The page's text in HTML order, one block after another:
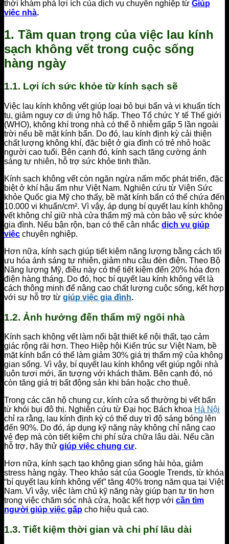
thời khám phá lợi ích của dịch vụ chuyên nghiệp từ Giúp
việc nhà.
1. Tầm quan trọng của việc lau kính
sạch không vết trong cuộc sống
hàng ngày
1.1. Lợi ích sức khỏe từ kính sạch sẽ
Việc lau kính không vết giúp loại bỏ bụi bẩn và vi khuẩn tích
tụ, giảm nguy cơ dị ứng hô hấp. Theo Tổ chức Y tế Thế giới
(WHO), không khí trong nhà có thể ô nhiễm gấp 5 lần ngoài
trời nếu bề mặt kính bẩn. Do đó, lau kính định kỳ cải thiện
chất lượng không khí, đặc biệt ở gia đình có trẻ nhỏ hoặc
người cao tuổi. Bên cạnh đó, kính sạch tăng cường ánh
sáng tự nhiên, hỗ trợ sức khỏe tinh thần.
Kính sạch không vết còn ngăn ngừa nấm mốc phát triển, đặc
biệt ở khí hậu ẩm như Việt Nam. Nghiên cứu từ Viện Sức
khỏe Quốc gia Mỹ cho thấy, bề mặt kính bẩn có thể chứa đến
10.000 vi khuẩn/cm². Vì vậy, áp dụng bí quyết lau kính không
vết không chỉ giữ nhà cửa thẩm mỹ mà còn bảo vệ sức khỏe
gia đình. Nếu bận rộn, bạn có thể cân nhắc dịch vụ giúp
việc chuyên nghiệp.
Hơn nữa, kính sạch giúp tiết kiệm năng lượng bằng cách tối
ưu hóa ánh sáng tự nhiên, giảm nhu cầu đèn điện. Theo Bộ
Năng lượng Mỹ, điều này có thể tiết kiệm đến 20% hóa đơn
điện hàng tháng. Do đó, học bí quyết lau kính không vết là
cách thông minh để nâng cao chất lượng cuộc sống, kết hợp
với sự hỗ trợ từ giúp việc gia đình.
1.2. Ảnh hưởng đến thẩm mỹ ngôi nhà
Kính sạch không vết làm nổi bật thiết kế nội thất, tạo cảm
giác rộng rãi hơn. Theo Hiệp hội Kiến trúc sư Việt Nam, bề
mặt kính bẩn có thể làm giảm 30% giá trị thẩm mỹ của không
gian sống. Vì vậy, bí quyết lau kính không vết giúp ngôi nhà
luôn tươi mới, ấn tượng với khách thăm. Bên cạnh đó, nó
còn tăng giá trị bất động sản khi bán hoặc cho thuê.
Trong các căn hộ chung cư, kính cửa sổ thường bị vết bẩn
từ khói bụi đô thị. Nghiên cứu từ Đại học Bách khoa Hà Nội
chỉ ra rằng, lau kính định kỳ có thể duy trì độ sáng bóng lên
đến 90%. Do đó, áp dụng kỹ năng này không chỉ nâng cao
vẻ đẹp mà còn tiết kiệm chi phí sửa chữa lâu dài. Nếu cần
hỗ trợ, hãy thử giúp việc chung cư.
Hơn nữa, kính sạch tạo không gian sống hài hòa, giảm
stress hàng ngày. Theo khảo sát của Google Trends, từ khóa
“bí quyết lau kính không vết” tăng 40% trong năm qua tại Việt
Nam. Vì vậy, việc làm chủ kỹ năng này giúp bạn tự tin hơn
trong việc chăm sóc nhà cửa, hoặc kết hợp với cần tìm
người giúp việc gấp cho hiệu quả cao.
1.3. Tiết kiệm thời gian và chi phí lâu dài